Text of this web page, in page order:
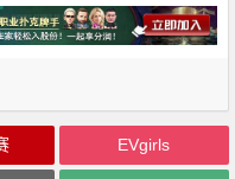
EVgirls